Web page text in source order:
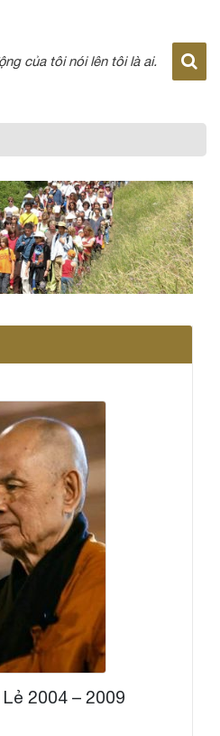
của tôi nói lên tôi là ai.
2004 – 2009